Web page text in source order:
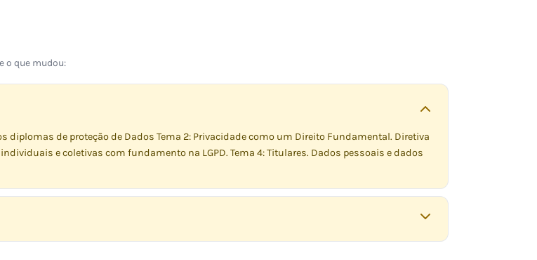
o que mudou:
diplomas de proteção de Dados Tema 2: Privacidade como um Direito Fundamental. Diretiva
individuais e coletivas com fundamento na LGPD. Tema 4: Titulares. Dados pessoais e dados